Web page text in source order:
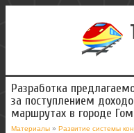
Разработка
за поступлением
маршрутах в городе
Материалы » Развитие системы